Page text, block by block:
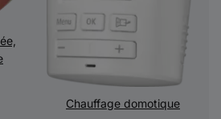
Chauffage domotique